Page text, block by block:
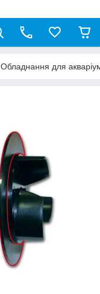
Обладнання для